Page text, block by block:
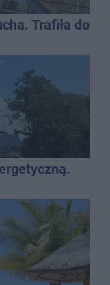
Trafiła do